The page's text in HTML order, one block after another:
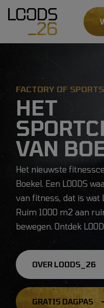
FACTORY OF SPORTS
HET
VAN
Het nieuwste
Boekel. Een LOODS
van fitness, dat is wat
Ruim 1000 m2 aan
bewegen. Ontdek
OVER LOODS_26
GRATIS DAGPAS